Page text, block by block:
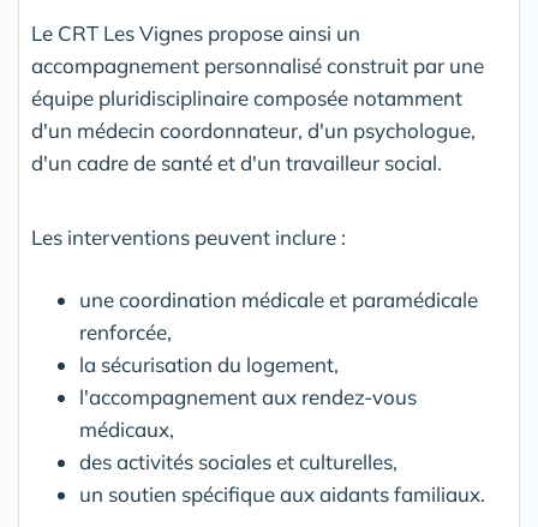
Le CRT Les Vignes propose ainsi un
accompagnement personnalisé construit par une
équipe pluridisciplinaire composée notamment
d'un médecin coordonnateur, d'un psychologue,
d'un cadre de santé et d'un travailleur social.
Les interventions peuvent inclure :
une coordination médicale et paramédicale
renforcée,
la sécurisation du logement,
l'accompagnement aux rendez-vous
médicaux,
des activités sociales et culturelles,
un soutien spécifique aux aidants familiaux.